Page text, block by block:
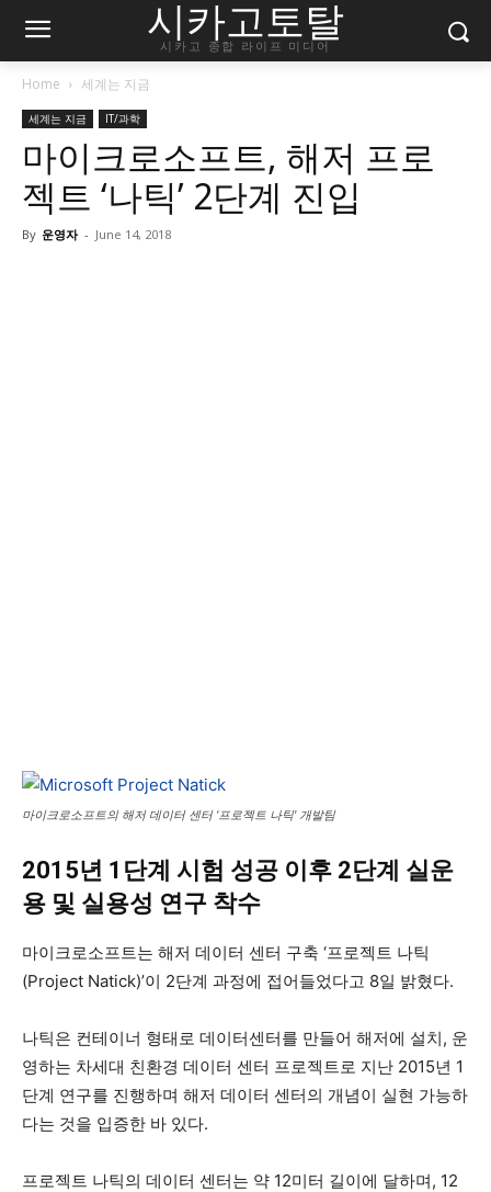
시카고토탈
시카고 종합 라이프 미디어
Home 세계는 지금
세계는 지금 IT/과학
마이크로소프트, 해저 프로
젝트 ‘나틱’ 2단계 진입
By 운영자 - June 14, 2018
마이크로소프트의 해저 데이터 센터 '프로젝트 나틱' 개발팀
2015년 1단계 시험 성공 이후 2단계 실운
용 및 실용성 연구 착수
마이크로소프트는 해저 데이터 센터 구축 ‘프로젝트 나틱
(Project Natick)’이 2단계 과정에 접어들었다고 8일 밝혔다.
나틱은 컨테이너 형태로 데이터센터를 만들어 해저에 설치, 운
영하는 차세대 친환경 데이터 센터 프로젝트로 지난 2015년 1
단계 연구를 진행하며 해저 데이터 센터의 개념이 실현 가능하
다는 것을 입증한 바 있다.
프로젝트 나틱의 데이터 센터는 약 12미터 길이에 달하며, 12